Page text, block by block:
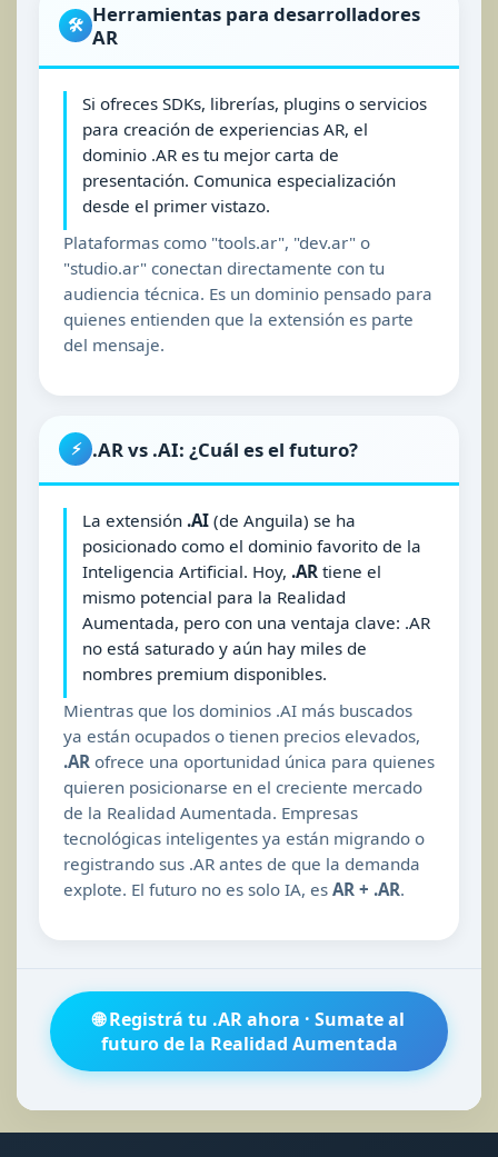
🛠️ Herramientas para desarrolladores
AR
Si ofreces SDKs, librerías, plugins o servicios
para creación de experiencias AR, el
dominio .AR es tu mejor carta de
presentación. Comunica especialización
desde el primer vistazo.
Plataformas como "tools.ar", "dev.ar" o
"studio.ar" conectan directamente con tu
audiencia técnica. Es un dominio pensado para
quienes entienden que la extensión es parte
del mensaje.
⚡ .AR vs .AI: ¿Cuál es el futuro?
La extensión .AI (de Anguila) se ha
posicionado como el dominio favorito de la
Inteligencia Artificial. Hoy, .AR tiene el
mismo potencial para la Realidad
Aumentada, pero con una ventaja clave: .AR
no está saturado y aún hay miles de
nombres premium disponibles.
Mientras que los dominios .AI más buscados
ya están ocupados o tienen precios elevados,
.AR ofrece una oportunidad única para quienes
quieren posicionarse en el creciente mercado
de la Realidad Aumentada. Empresas
tecnológicas inteligentes ya están migrando o
registrando sus .AR antes de que la demanda
explote. El futuro no es solo IA, es AR + .AR.
🌐 Registrá tu .AR ahora · Sumate al
futuro de la Realidad Aumentada